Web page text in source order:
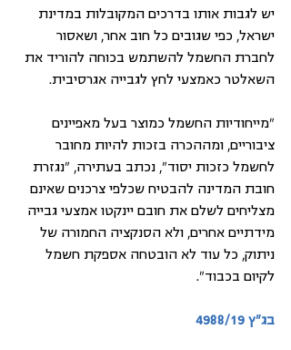
יש לגבות אותו בדרכים המקובלות במדינת
ישראל, כפי שגובים כל חוב אחר, ושאסור
לחברת החשמל להשתמש בכוחה להוריד את
השאלטר כאמצעי לחץ לגבייה אגרסיבית.
"מייחודיות החשמל כמוצר בעל מאפיינים
ציבוריים, ומההכרה בזכות להיות מחובר
לחשמל כזכות יסוד", נכתב בעתירה, "נגזרת
חובת המדינה להבטיח שכלפי צרכנים שאינם
מצליחים לשלם את חובם יינקטו אמצעי גבייה
מידתיים אחרים, ולא הסנקציה החמורה של
ניתוק, כל עוד לא הובטחה אספקת חשמל
לקיום בכבוד".
בג"ץ 4988/19